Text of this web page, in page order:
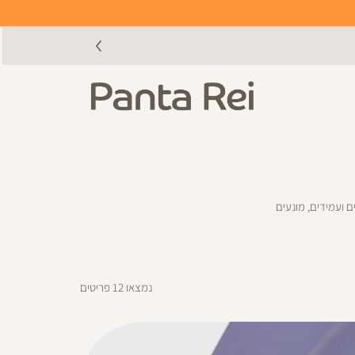
ועמידים, מונעים
נמצאו 12פריטים